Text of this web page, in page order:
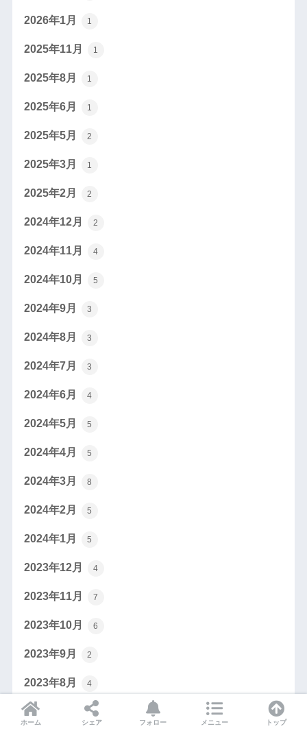
2026年1月 1
2025年11月 1
2025年8月 1
2025年6月 1
2025年5月 2
2025年3月 1
2025年2月 2
2024年12月 2
2024年11月 4
2024年10月 5
2024年9月 3
2024年8月 3
2024年7月 3
2024年6月 4
2024年5月 5
2024年4月 5
2024年3月 8
2024年2月 5
2024年1月 5
2023年12月 4
2023年11月 7
2023年10月 6
2023年9月 2
2023年8月 4
2023年7月 5
ホーム シェア フォロー メニュー トップ